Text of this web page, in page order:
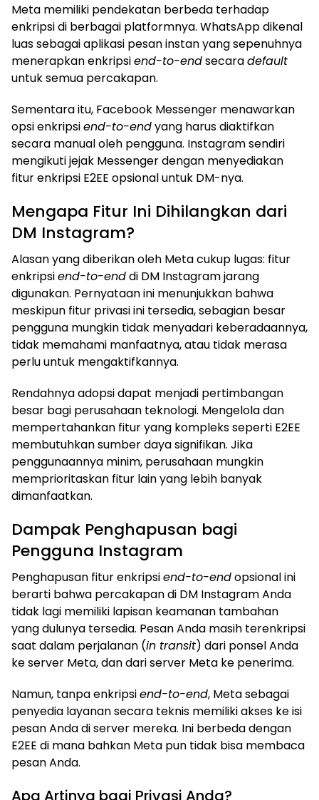
Meta memiliki pendekatan berbeda terhadap
enkripsi di berbagai platformnya. WhatsApp dikenal
luas sebagai aplikasi pesan instan yang sepenuhnya
menerapkan enkripsiend-to-endsecaradefault
untuk semua percakapan.
Sementara itu, Facebook Messenger menawarkan
opsi enkripsiend-to-endyang harus diaktifkan
secara manual oleh pengguna. Instagram sendiri
mengikuti jejak Messenger dengan menyediakan
fitur enkripsi E2EE opsional untuk DM-nya.
Mengapa Fitur Ini Dihilangkan dari
DM Instagram?
Alasan yang diberikan oleh Meta cukup lugas: fitur
enkripsiend-to-enddi DM Instagram jarang
digunakan. Pernyataan ini menunjukkan bahwa
meskipun fitur privasi ini tersedia, sebagian besar
pengguna mungkin tidak menyadari keberadaannya,
tidak memahami manfaatnya, atau tidak merasa
perlu untuk mengaktifkannya.
Rendahnya adopsi dapat menjadi pertimbangan
besar bagi perusahaan teknologi. Mengelola dan
mempertahankan fitur yang kompleks seperti E2EE
membutuhkan sumber daya signifikan. Jika
penggunaannya minim, perusahaan mungkin
memprioritaskan fitur lain yang lebih banyak
dimanfaatkan.
Dampak Penghapusan bagi
Pengguna Instagram
Penghapusan fitur enkripsiend-to-endopsional ini
berarti bahwa percakapan di DM Instagram Anda
tidak lagi memiliki lapisan keamanan tambahan
yang dulunya tersedia. Pesan Anda masih terenkripsi
saat dalam perjalanan (in transit) dari ponsel Anda
ke server Meta, dan dari server Meta ke penerima.
Namun, tanpa enkripsiend-to-end, Meta sebagai
penyedia layanan secara teknis memiliki akses ke isi
pesan Anda di server mereka. Ini berbeda dengan
E2EE di mana bahkan Meta pun tidak bisa membaca
pesan Anda.
Apa Artinya bagi Privasi Anda?